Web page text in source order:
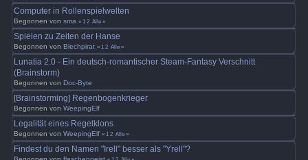
Computer in Rollenspielwelten
Begonnen vonsma « 1 2 Alle »
Spielen zu Zeiten der Hanse
Begonnen vonBlechpirat « 1 2 Alle »
Lunatia 2.0 - Ein deutsch-romantischer Steam-Fantasy Verschnitt
(Brainstorm)
Begonnen vonDoc-Byte
[Brainstorming] Regenbogenkrieger
Begonnen vonWeepingElf
Legalität eines Regelklons
Begonnen vonWeepingElf « 1 2 Alle »
Findest du den Namen "Irell" besser als "Yrell"?